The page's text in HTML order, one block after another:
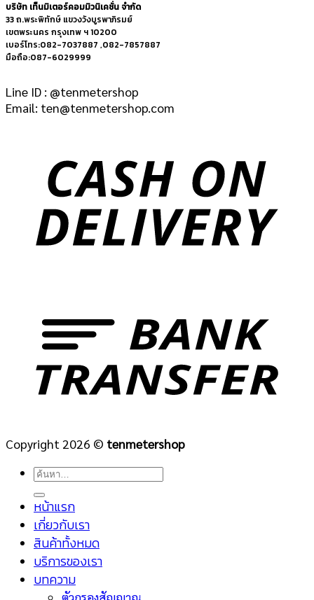
บริษัท เท็นมิเตอร์คอมมิวนิเคชั่น จำกัด
33 ถ.พระพิทักษ์ แขวงวังบูรพาภิรมย์
เขตพระนคร กรุงเทพ ฯ 10200
เบอร์โทร:082-7037887 ,082-7857887
มือถือ:087-6029999
Line ID : @tenmetershop
Email: ten@tenmetershop.com
Copyright 2026 © tenmetershop
ค้นหา:
หน้าแรก
เกี่ยวกับเรา
สินค้าทั้งหมด
บริการของเรา
บทความ
ตัวกรองสัญญาณ